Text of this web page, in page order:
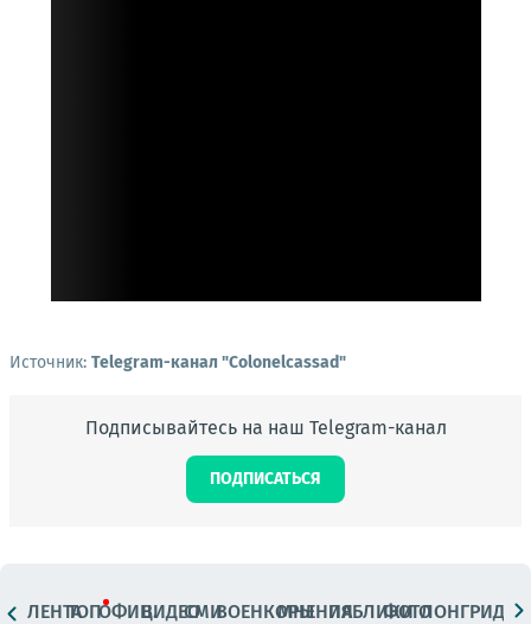
Источник: Telegram-канал "Сolonelcassad"
Подписывайтесь на наш Telegram-канал
ПОДПИСАТЬСЯ
ЛЕНТАТОПОФИЦ.ВИДЕОСМИВОЕНКОРЫМНЕНИЯПАБЛИКИ
ФОТОЛОНГРИДЫ